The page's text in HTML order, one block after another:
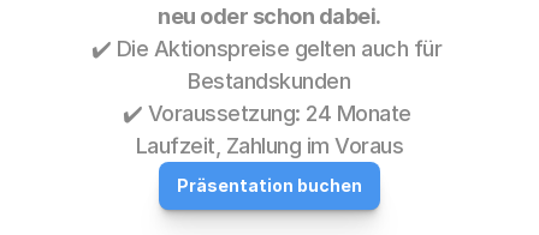
neu oder schon dabei.
✔️ Die Aktionspreise gelten auch für
Bestandskunden
✔️ Voraussetzung: 24 Monate
Laufzeit, Zahlung im Voraus
Präsentation buchen